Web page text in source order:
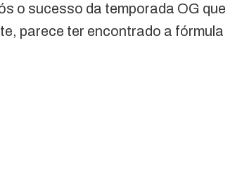
o sucesso da temporada OG que
parece ter encontrado a fórmula